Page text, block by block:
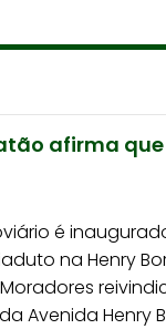
afirma
é
na Henry
Avenida Henry